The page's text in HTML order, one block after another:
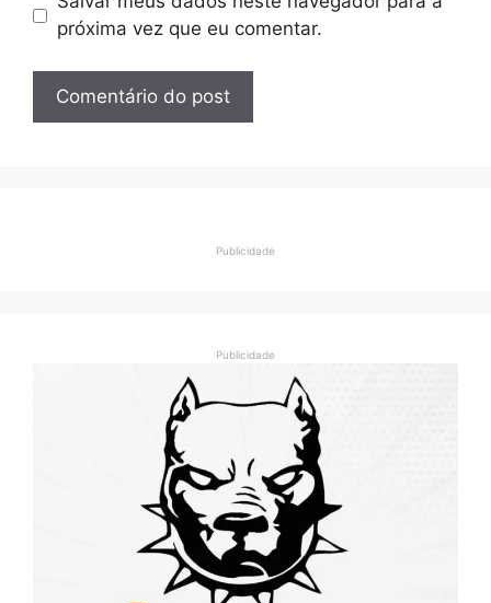
próxima vez que eu comentar.
Publicidade
Publicidade